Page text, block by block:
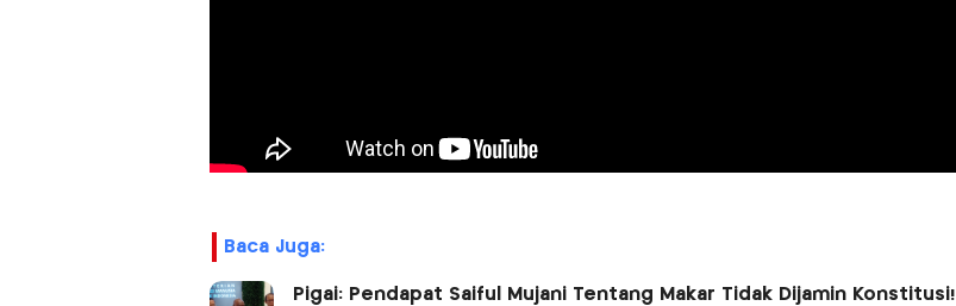
Baca Juga:
Pigai: Pendapat Saiful Mujani Tentang Makar Tidak Dijamin Konstitusi!